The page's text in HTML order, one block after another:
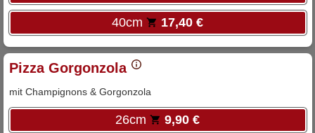
40cm 17,40 €
Pizza Gorgonzola
mit Champignons & Gorgonzola
26cm 9,90 €